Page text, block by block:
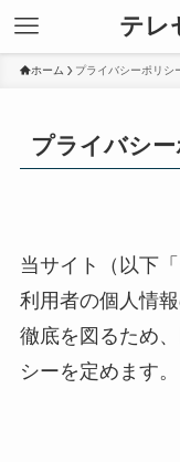
テレ
ホーム プライバシーポリシ
プライバシ
当サイト（以下
利用者の個人情
徹底を図るため
シーを定めます。